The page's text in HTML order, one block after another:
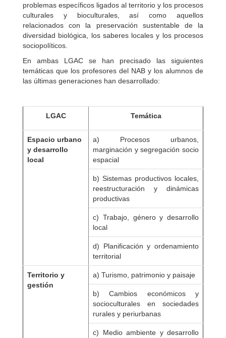
problemas específicos ligados al territorio y los procesos
culturales y bioculturales, así como aquellos
relacionados con la preservación sustentable de la
diversidad biológica, los saberes locales y los procesos
sociopolíticos.
En ambas LGAC se han precisado las siguientes
temáticas que los profesores del NAB y los alumnos de
las últimas generaciones han desarrollado:
LGAC Temática
Espacio urbano
y desarrollo
local
a) Procesos urbanos,
marginación y segregación socio
espacial
b) Sistemas productivos locales,
reestructuración y dinámicas
productivas
c) Trabajo, género y desarrollo
local
d) Planificación y ordenamiento
territorial
Territorio y
gestión
a) Turismo, patrimonio y paisaje
b) Cambios económicos y
socioculturales en sociedades
rurales y periurbanas
c) Medio ambiente y desarrollo